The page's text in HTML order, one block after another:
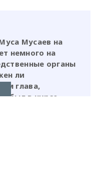
Мусаев на
немного на
органы
ли
глава,
был в курсе